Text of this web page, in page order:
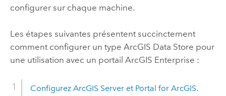
configurer sur chaque machine.
Les étapes suivantes présentent succinctement
comment configurer un type ArcGIS Data Store pour
une utilisation avec un portail ArcGIS Enterprise :
Configurez ArcGIS Serveret Portal for ArcGIS.